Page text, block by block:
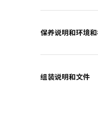
保养说明和环境
组装说明和文件